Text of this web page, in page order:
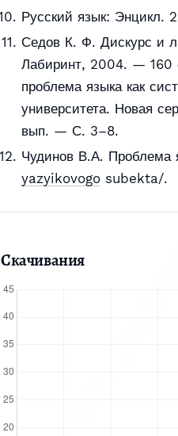
Русский язык: Энцикл.
Седов К. Ф. Дискурс и
Лабиринт, 2004. — 160
проблема языка как
университета. Новая
вып. — С. 3–8.
Чудинов В.А. Проблема
yazyikovogosubekta/.
Скачивания